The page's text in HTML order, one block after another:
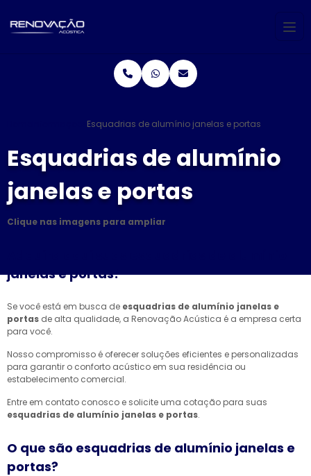
Esquadrias de alumínio janelas e portas
Esquadrias de alumínio
janelas e portas
Clique nas imagens para ampliar
janelas e portas!
Se você está em busca de esquadrias de alumínio janelas e
portas de alta qualidade, a Renovação Acústica é a empresa certa
para você.
Nosso compromisso é oferecer soluções eficientes e personalizadas
para garantir o conforto acústico em sua residência ou
estabelecimento comercial.
Entre em contato conosco e solicite uma cotação para suas
esquadrias de alumínio janelas e portas.
O que são esquadrias de alumínio janelas e
portas?